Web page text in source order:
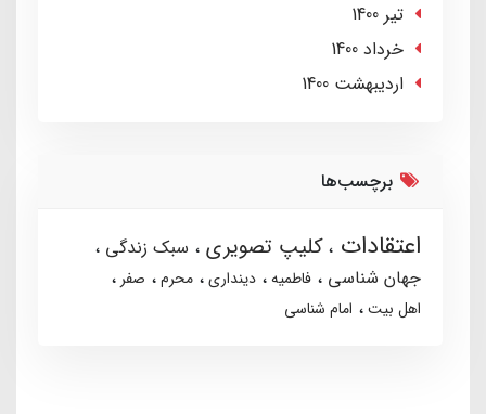
تير 1400
خرداد 1400
ارديبهشت 1400
برچسب‌ها
اعتقادات کلیپ تصویری
سبک زندگی
جهان شناسی
فاطمیه دینداری محرم
صفر
اهل بیت
امام شناسی